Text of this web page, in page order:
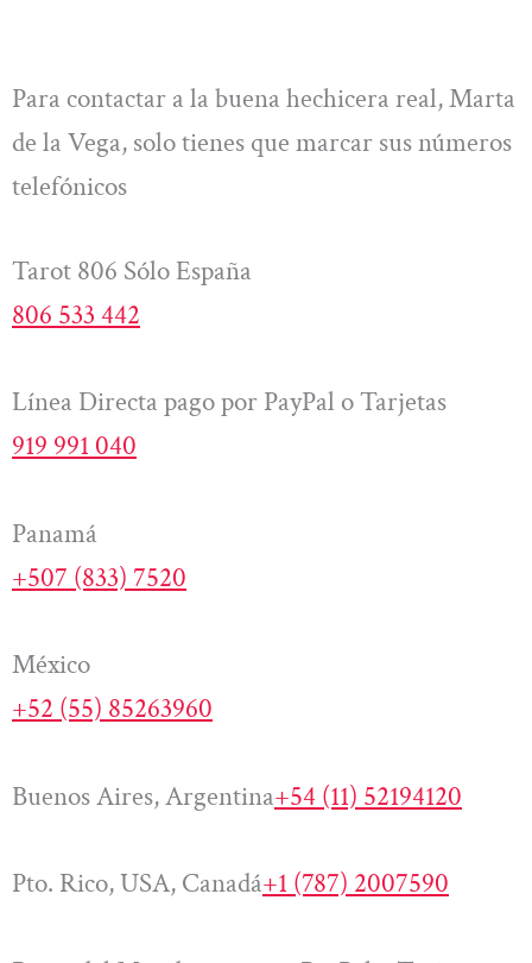
Para contactar a la buena hechicera real, Marta
de la Vega, solo tienes que marcar sus números
telefónicos
Tarot 806 Sólo España
806 533 442
Línea Directa pago por PayPal o Tarjetas
919 991 040
Panamá
+507 (833) 7520
México
+52 (55) 85263960
Buenos Aires, Argentina+54 (11) 52194120
Pto. Rico, USA, Canadá+1 (787) 2007590